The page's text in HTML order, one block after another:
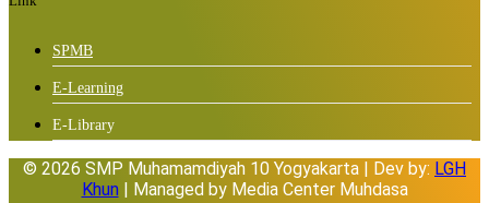
SPMB
E-Learning
E-Library
© 2026 SMP Muhamamdiyah 10 Yogyakarta | Dev by: LGH
Khun| Managed by Media Center Muhdasa